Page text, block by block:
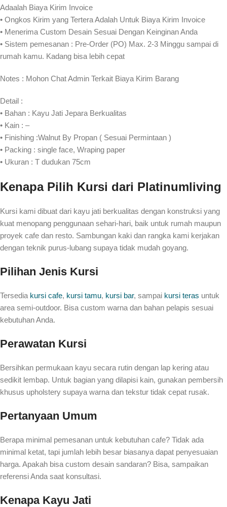
Adaalah Biaya Kirim Invoice
• Ongkos Kirim yang Tertera Adalah Untuk Biaya Kirim Invoice
• Menerima Custom Desain Sesuai Dengan Keinginan Anda
• Sistem pemesanan : Pre-Order (PO) Max. 2-3 Minggu sampai di
rumah kamu. Kadang bisa lebih cepat⁣⁣
Notes : Mohon Chat Admin Terkait Biaya Kirim Barang
Detail :
• Bahan : Kayu Jati Jepara Berkualitas
• Kain : –
• Finishing :Walnut By Propan ( Sesuai Permintaan )
• Packing : single face, Wraping paper
• Ukuran : T dudukan 75cm
Kenapa Pilih Kursi dari Platinumliving
Kursi kami dibuat dari kayu jati berkualitas dengan konstruksi yang
kuat menopang penggunaan sehari-hari, baik untuk rumah maupun
proyek cafe dan resto. Sambungan kaki dan rangka kami kerjakan
dengan teknik purus-lubang supaya tidak mudah goyang.
Pilihan Jenis Kursi
Tersedia kursi cafe, kursi tamu, kursi bar, sampai kursi teras untuk
area semi-outdoor. Bisa custom warna dan bahan pelapis sesuai
kebutuhan Anda.
Perawatan Kursi
Bersihkan permukaan kayu secara rutin dengan lap kering atau
sedikit lembap. Untuk bagian yang dilapisi kain, gunakan pembersih
khusus upholstery supaya warna dan tekstur tidak cepat rusak.
Pertanyaan Umum
Berapa minimal pemesanan untuk kebutuhan cafe? Tidak ada
minimal ketat, tapi jumlah lebih besar biasanya dapat penyesuaian
harga. Apakah bisa custom desain sandaran? Bisa, sampaikan
referensi Anda saat konsultasi.
Kenapa Kayu Jati